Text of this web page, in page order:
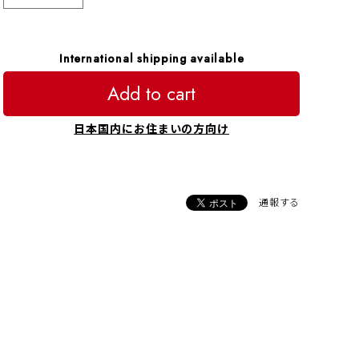
International shipping available
Add to cart
日本国内にお住まいの方向け
通報する